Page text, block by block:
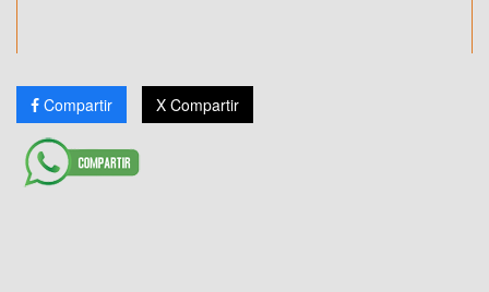
Compartir X Compartir